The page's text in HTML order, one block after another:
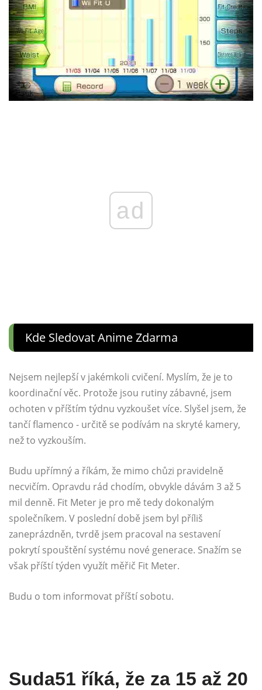
ad
Kde Sledovat Anime Zdarma
Nejsem nejlepší v jakémkoli cvičení. Myslím, že je to
koordinační věc. Protože jsou rutiny zábavné, jsem
ochoten v příštím týdnu vyzkoušet více. Slyšel jsem, že
tančí flamenco - určitě se podívám na skryté kamery,
než to vyzkouším.
Budu upřímný a říkám, že mimo chůzi pravidelně
necvičím. Opravdu rád chodím, obvykle dávám 3 až 5
mil denně. Fit Meter je pro mě tedy dokonalým
společníkem. V poslední době jsem byl příliš
zaneprázdněn, tvrdě jsem pracoval na sestavení
pokrytí spouštění systému nové generace. Snažím se
však příští týden využít měřič Fit Meter.
Budu o tom informovat příští sobotu.
Suda51 říká, že za 15 až 20